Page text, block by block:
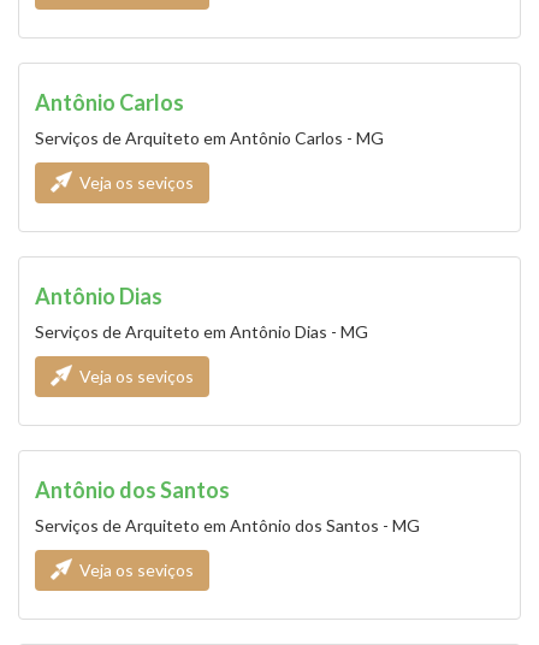
Antônio Carlos
Serviços de Arquiteto em Antônio Carlos - MG
Veja os seviços
Antônio Dias
Serviços de Arquiteto em Antônio Dias - MG
Veja os seviços
Antônio dos Santos
Serviços de Arquiteto em Antônio dos Santos - MG
Veja os seviços